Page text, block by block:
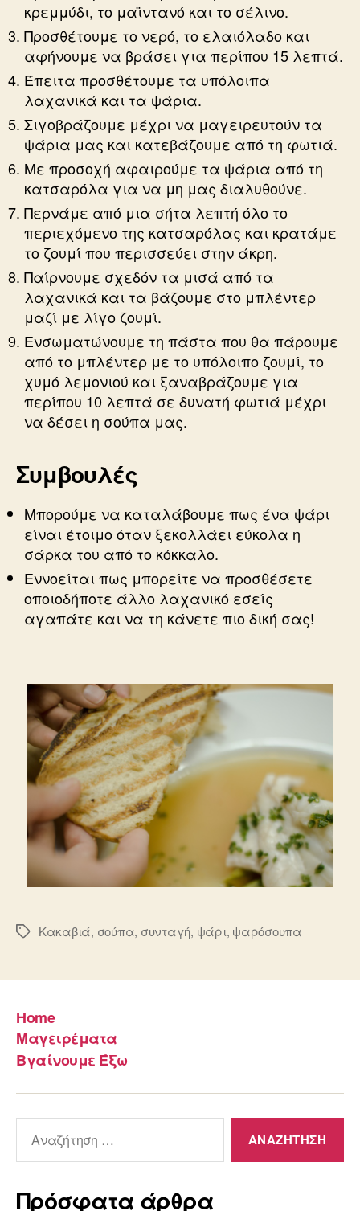
κρεμμύδι, το μαϊντανό και το σέλινο.
Προσθέτουμε το νερό, το ελαιόλαδο και
αφήνουμε να βράσει για περίπου 15 λεπτά.
Έπειτα προσθέτουμε τα υπόλοιπα
λαχανικά και τα ψάρια.
Σιγοβράζουμε μέχρι να μαγειρευτούν τα
ψάρια μας και κατεβάζουμε από τη φωτιά.
Με προσοχή αφαιρούμε τα ψάρια από τη
κατσαρόλα για να μη μας διαλυθούνε.
Περνάμε από μια σήτα λεπτή όλο το
περιεχόμενο της κατσαρόλας και κρατάμε
το ζουμί που περισσεύει στην άκρη.
Παίρνουμε σχεδόν τα μισά από τα
λαχανικά και τα βάζουμε στο μπλέντερ
μαζί με λίγο ζουμί.
Ενσωματώνουμε τη πάστα που θα πάρουμε
από το μπλέντερ με το υπόλοιπο ζουμί, το
χυμό λεμονιού και ξαναβράζουμε για
περίπου 10 λεπτά σε δυνατή φωτιά μέχρι
να δέσει η σούπα μας.
Συμβουλές
Μπορούμε να καταλάβουμε πως ένα ψάρι
είναι έτοιμο όταν ξεκολλάει εύκολα η
σάρκα του από το κόκκαλο.
Εννοείται πως μπορείτε να προσθέσετε
οποιοδήποτε άλλο λαχανικό εσείς
αγαπάτε και να τη κάνετε πιο δική σας!
ΕτικέτεςΚακαβιά, σούπα, συνταγή, ψάρι, ψαρόσουπα
Home
Μαγειρέματα
Βγαίνουμε Έξω
για:
Πρόσφατα άρθρα